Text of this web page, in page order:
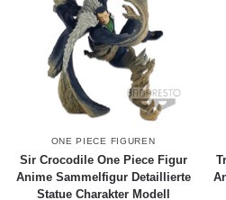
ONE PIECE FIGUREN
Sir Crocodile One Piece Figur
Anime Sammelfigur Detaillierte
Statue Charakter Modell